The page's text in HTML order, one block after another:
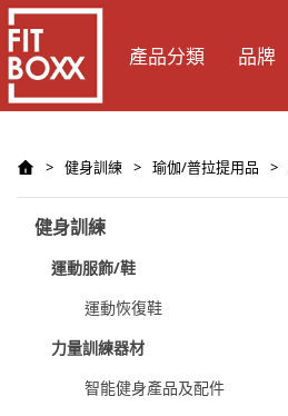
產品分類 品牌
> 健身訓練 > 瑜伽/普拉提用品 >
健身訓練
運動服飾/鞋
運動恢復鞋
力量訓練器材
智能健身產品及配件